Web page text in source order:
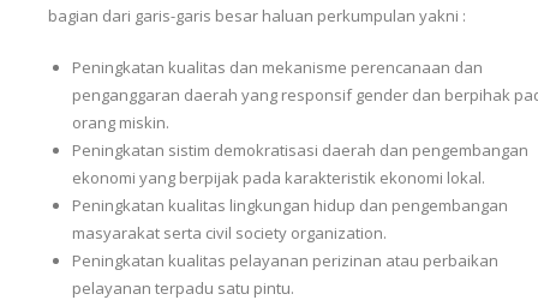
bagian dari garis-garis besar haluan perkumpulan yakni :
Peningkatan kualitas dan mekanisme perencanaan dan
penganggaran daerah yang responsif gender dan berpihak
orang miskin.
Peningkatan sistim demokratisasi daerah dan pengembangan
ekonomi yang berpijak pada karakteristik ekonomi lokal.
Peningkatan kualitas lingkungan hidup dan pengembangan
masyarakat serta civil society organization.
Peningkatan kualitas pelayanan perizinan atau perbaikan
pelayanan terpadu satu pintu.